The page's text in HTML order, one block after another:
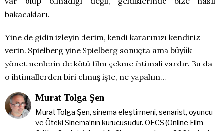
bakacakları.
Yine de gidin izleyin derim, kendi kararınızı kendiniz
verin. Spielberg yine Spielberg sonuçta ama büyük
yönetmenlerin de kötü film çekme ihtimali vardır. Bu da
o ihtimallerden biri olmuş işte, ne yapalım…
Murat Tolga Şen
Murat Tolga Şen, sinema eleştirmeni, senarist, oyuncu
ve Öteki Sinema’nın kurucusudur. OFCS (Online Film